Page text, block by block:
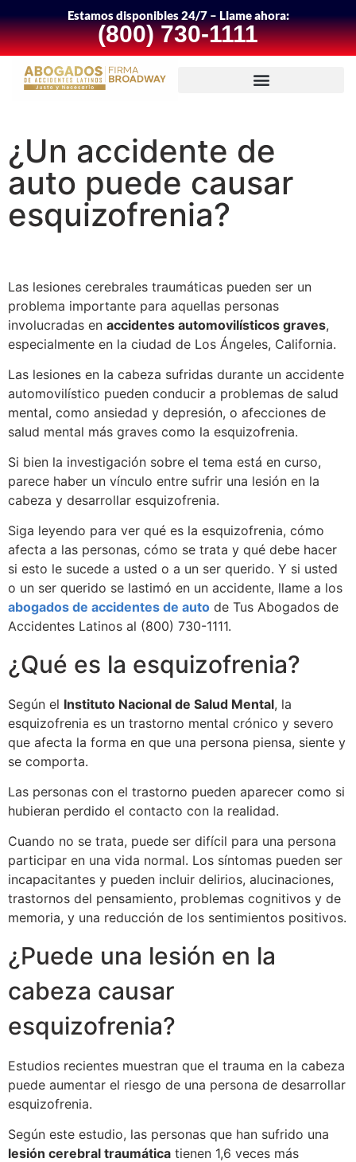
Estamos disponibles 24/7 – Llame ahora:
(800) 730-1111
¿Un accidente de
auto puede causar
esquizofrenia?
Las lesiones cerebrales traumáticas pueden ser un
problema importante para aquellas personas
involucradas en accidentes automovilísticos graves,
especialmente en la ciudad de Los Ángeles, California.
Las lesiones en la cabeza sufridas durante un accidente
automovilístico pueden conducir a problemas de salud
mental, como ansiedad y depresión, o afecciones de
salud mental más graves como la esquizofrenia.
Si bien la investigación sobre el tema está en curso,
parece haber un vínculo entre sufrir una lesión en la
cabeza y desarrollar esquizofrenia.
Siga leyendo para ver qué es la esquizofrenia, cómo
afecta a las personas, cómo se trata y qué debe hacer
si esto le sucede a usted o a un ser querido. Y si usted
o un ser querido se lastimó en un accidente, llame a los
abogados de accidentes de auto de Tus Abogados de
Accidentes Latinos al (800) 730-1111.
¿Qué es la esquizofrenia?
Según el Instituto Nacional de Salud Mental, la
esquizofrenia es un trastorno mental crónico y severo
que afecta la forma en que una persona piensa, siente y
se comporta.
Las personas con el trastorno pueden aparecer como si
hubieran perdido el contacto con la realidad.
Cuando no se trata, puede ser difícil para una persona
participar en una vida normal. Los síntomas pueden ser
incapacitantes y pueden incluir delirios, alucinaciones,
trastornos del pensamiento, problemas cognitivos y de
memoria, y una reducción de los sentimientos positivos.
¿Puede una lesión en la
cabeza causar
esquizofrenia?
Estudios recientes muestran que el trauma en la cabeza
puede aumentar el riesgo de una persona de desarrollar
esquizofrenia.
Según este estudio, las personas que han sufrido una
lesión cerebral traumática tienen 1,6 veces más